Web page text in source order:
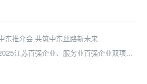
东推介会 共筑中东丝路新未来
江苏百强企业、服务业百强企业双项殊